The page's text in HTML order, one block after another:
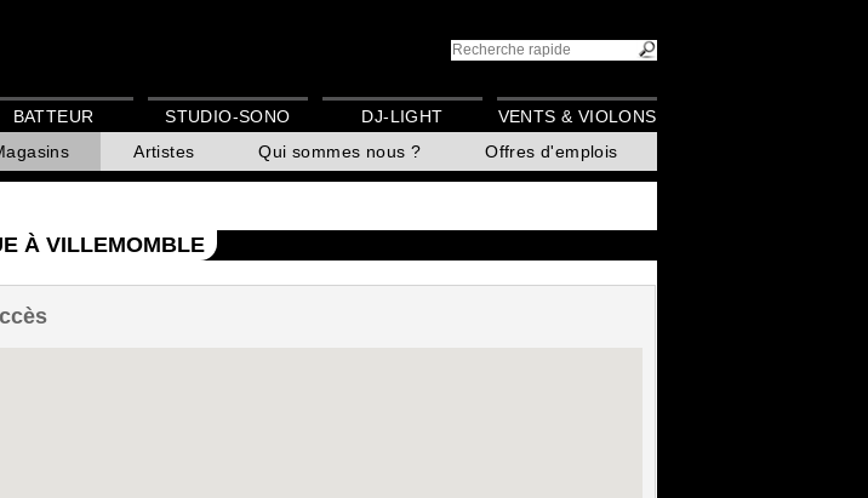
Artistes Qui sommes nous ? Offres d'emplois
BATTEUR STUDIO-SONO DJ-LIGHT VENTS & VIOLONS
À VILLEMOMBLE